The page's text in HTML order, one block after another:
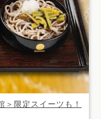
＞限定スイーツも！